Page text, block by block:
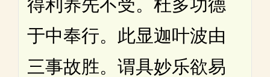
得利养先不受。杜多功德
于中奉行。此显迦叶波由
三事故胜。谓具妙乐欲易